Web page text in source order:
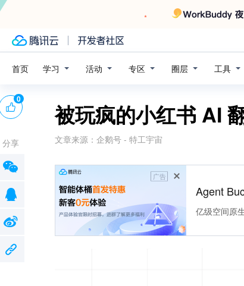
首页 学习 活动 专区 圈层 工具
被玩疯的小红书 AI
文章来源： 企鹅号 - 特工宇宙
广告
Agent
亿级空间原
0
分享